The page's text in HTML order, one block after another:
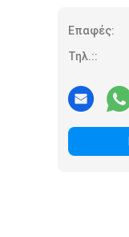
Επαφές:
Τηλ.::